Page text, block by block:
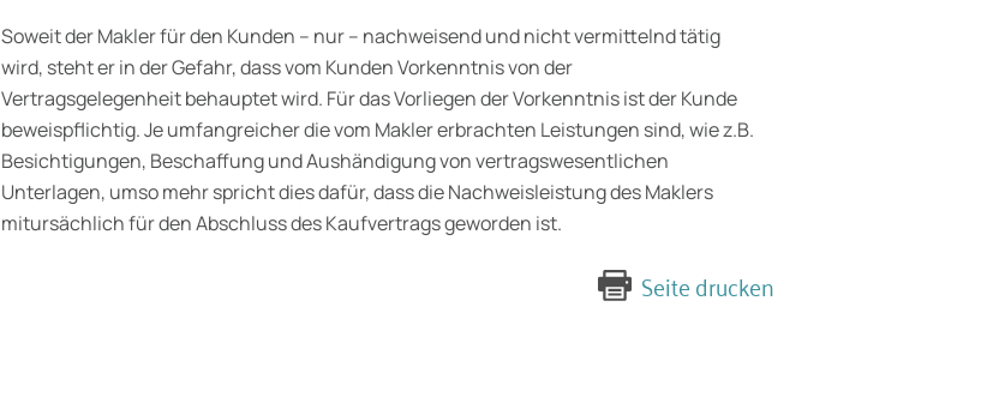
Soweit der Makler für den Kunden – nur – nachweisend und nicht vermittelnd tätig
wird, steht er in der Gefahr, dass vom Kunden Vorkenntnis von der
Vertragsgelegenheit behauptet wird. Für das Vorliegen der Vorkenntnis ist der Kunde
beweispflichtig. Je umfangreicher die vom Makler erbrachten Leistungen sind, wie z.B.
Besichtigungen, Beschaffung und Aushändigung von vertragswesentlichen
Unterlagen, umso mehr spricht dies dafür, dass die Nachweis­leistung des Maklers
mitursächlich für den Abschluss des Kaufvertrags geworden ist.
Seite drucken